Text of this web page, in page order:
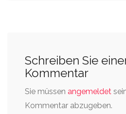
Schreiben Sie
Kommentar
Sie müssen angemeldet
Kommentar abzugeben.